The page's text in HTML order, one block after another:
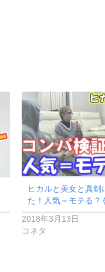
ヒカルと美女と真剣
た！人気＝モテる？
2018年3月13日
コネタ